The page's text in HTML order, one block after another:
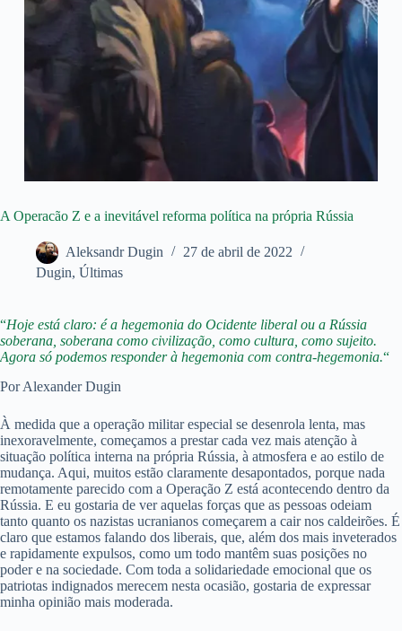
A Operacão Z e a inevitável reforma política na própria Rússia
Aleksandr Dugin
27 de abril de 2022
Dugin, Últimas
“Hoje está claro: é a hegemonia do Ocidente liberal ou a Rússia
soberana, soberana como civilização, como cultura, como sujeito.
Agora só podemos responder à hegemonia com contra-hegemonia.“
Por Alexander Dugin
À medida que a operação militar especial se desenrola lenta, mas
inexoravelmente, começamos a prestar cada vez mais atenção à
situação política interna na própria Rússia, à atmosfera e ao estilo de
mudança. Aqui, muitos estão claramente desapontados, porque nada
remotamente parecido com a Operação Z está acontecendo dentro da
Rússia. E eu gostaria de ver aquelas forças que as pessoas odeiam
tanto quanto os nazistas ucranianos começarem a cair nos caldeirões. É
claro que estamos falando dos liberais, que, além dos mais inveterados
e rapidamente expulsos, como um todo mantêm suas posições no
poder e na sociedade. Com toda a solidariedade emocional que os
patriotas indignados merecem nesta ocasião, gostaria de expressar
minha opinião mais moderada.